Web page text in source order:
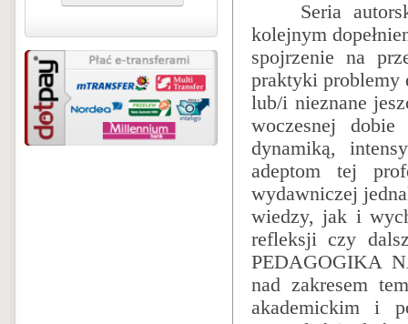
Seria
kolejnym
spojrzenie na
praktyki problemy
lub/i nieznane
woczesnej
dynamiką,
adeptom tej
wydawniczej
wiedzy, jak i
reflek­sji czy
PEDAGOGIKA
nad zakresem
akademickim i